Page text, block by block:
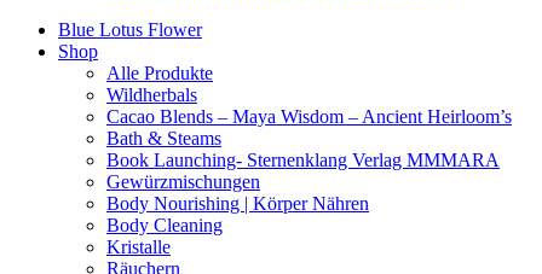
Blue Lotus Flower
Shop
Alle Produkte
Wildherbals
Cacao Blends – Maya Wisdom – Ancient Heirloom’s
Bath & Steams
Book Launching- Sternenklang Verlag MMMARA
Gewürzmischungen
Body Nourishing | Körper Nähren
Body Cleaning
Kristalle
Räuchern